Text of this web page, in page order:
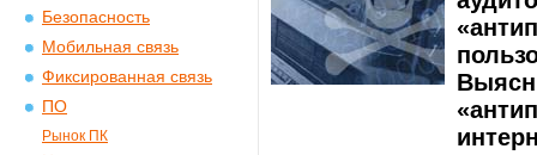
Безопасность
Мобильная связь
Фиксированная связь
ПО
Рынок ПК